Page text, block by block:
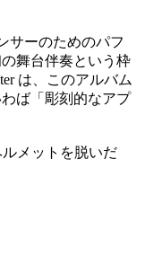
サーのためのパフ
舞台伴奏という枠
は、このアルバム
ば「彫刻的なアプ
メットを脱いだ